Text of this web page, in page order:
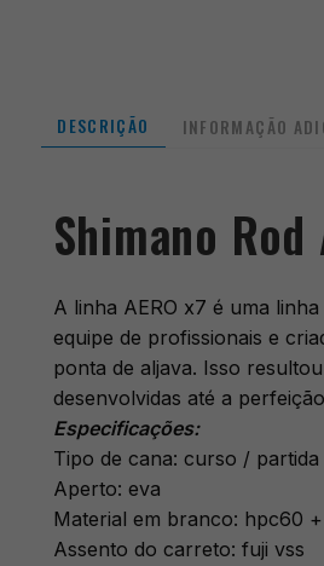
DESCRIÇÃO INFORMAÇÃO
Shimano
A linha AERO x7 é uma
equipe de profissionais e
ponta de aljava. Isso
desenvolvidas até a
Especificações:
Tipo de cana: curso / partida
Aperto: eva
Material em branco: hpc60
Assento do carreto: fuji vss